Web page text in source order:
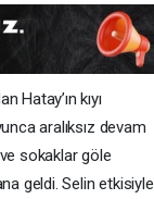
Hatay’ın kıyı
aralıksız devam
sokaklar göle
geldi. Selin etkisiyle